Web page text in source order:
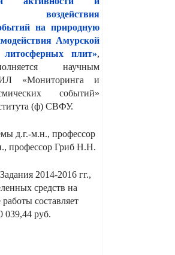
воздействия
на природную
Амурской
плит»,
научным
«Мониторинга и
событий»
(ф) СВФУ.
д.г.-м.н., профессор
профессор Гриб Н.Н.
2014-2016 гг.,
средств на
составляет
039,44 руб.